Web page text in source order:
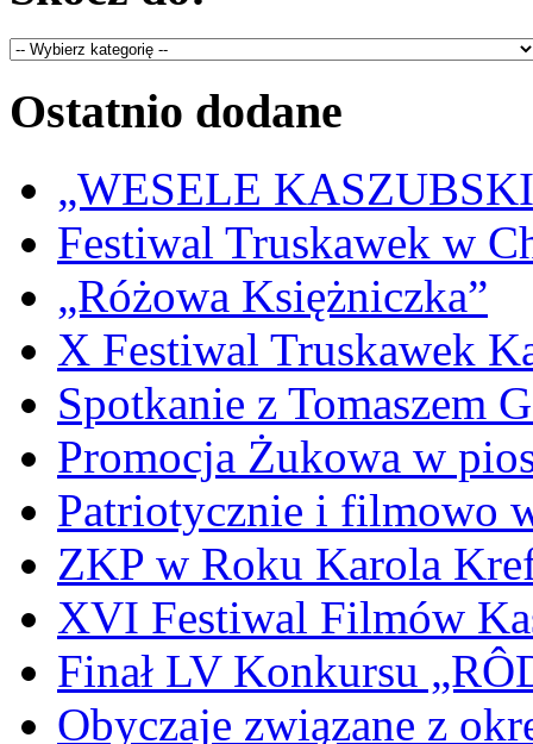
Ostatnio dodane
„WESELE
Festiwal Truskawek w
„Różowa Księżniczka”
X Festiwal Truskawek
Spotkanie z Tomaszem
Promocja Żukowa w
Patriotycznie i filmowo
ZKP w Roku Karola
XVI Festiwal Filmów
Finał LV Konkursu
Obyczaje związane z